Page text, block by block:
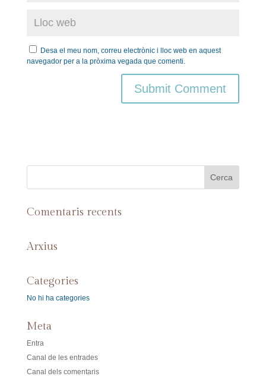
Desa el meu nom, correu electrònic i lloc web en aquest
navegador per a la pròxima vegada que comenti.
Comentaris recents
Arxius
Categories
No hi ha categories
Meta
Entra
Canal de les entrades
Canal dels comentaris